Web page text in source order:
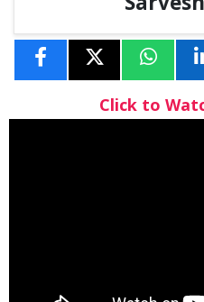
Click to